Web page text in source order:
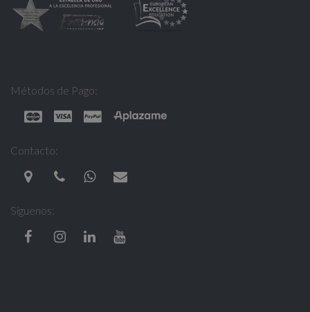
Métodos de Pago:
Contacto:
Síguenos: